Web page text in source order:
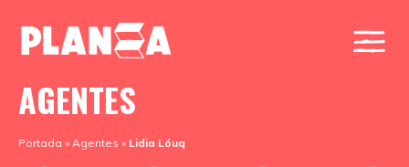
AGENTES
Portada » Agentes » Lidia Lóuq